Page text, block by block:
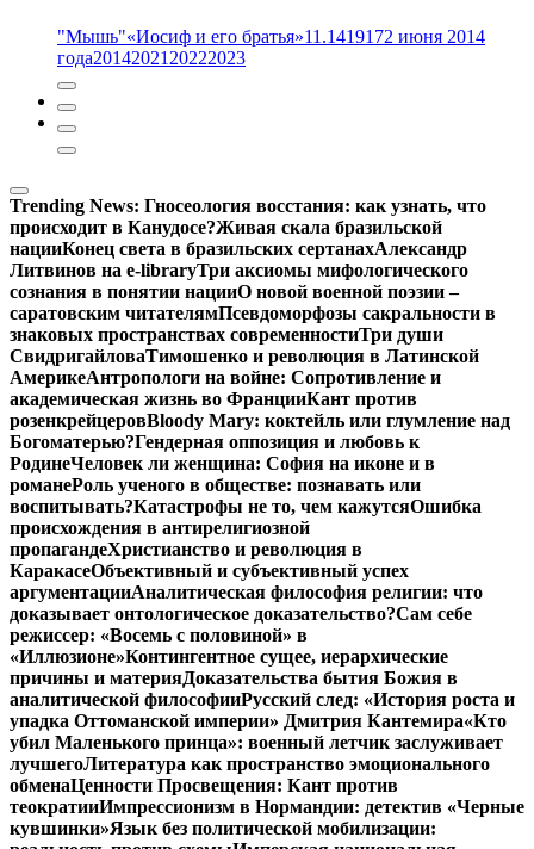
"Мышь"«Иосиф и его братья»11.1419172 июня 2014
года20142021 20222023
Trending News: Гносеология восстания: как узнать, что
происходит в Канудосе?Живая скала бразильской
нацииКонец света в бразильских сертанахАлександр
Литвинов на e-libraryТри аксиомы мифологического
сознания в понятии нацииО новой военной поэзии –
саратовским читателямПсевдоморфозы сакральности в
знаковых пространствах современностиТри души
СвидригайловаТимошенко и революция в Латинской
АмерикеАнтропологи на войне: Сопротивление и
академическая жизнь во ФранцииКант против
розенкрейцеровBloody Mary: коктейль или глумление над
Богоматерью?Гендерная оппозиция и любовь к
РодинеЧеловек ли женщина: София на иконе и в
романеРоль ученого в обществе: познавать или
воспитывать?Катастрофы не то, чем кажутсяОшибка
происхождения в антирелигиозной
пропагандеХристианство и революция в
КаракасеОбъективный и субъективный успех
аргументацииАналитическая философия религии: что
доказывает онтологическое доказательство?Сам себе
режиссер: «Восемь с половиной» в
«Иллюзионе»Контингентное сущее, иерархические
причины и материяДоказательства бытия Божия в
аналитической философииРусский след: «История роста и
упадка Оттоманской империи» Дмитрия Кантемира«Кто
убил Маленького принца»: военный летчик заслуживает
лучшегоЛитература как пространство эмоционального
обменаЦенности Просвещения: Кант против
теократииИмпрессионизм в Нормандии: детектив «Черные
кувшинки»Язык без политической мобилизации: